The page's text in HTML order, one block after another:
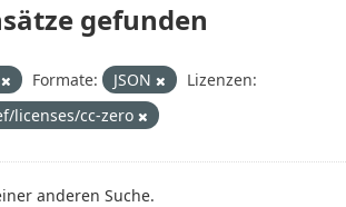
gefunden
Formate: JSON
Lizenzen:
licenses/cc-zero
anderen Suche.